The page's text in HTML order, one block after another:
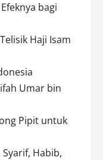
bagi
Haji Isam
Umar bin
Pipit untuk
Habib,